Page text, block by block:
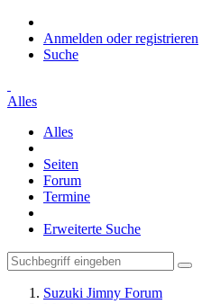
Anmelden oder registrieren
Suche
Alles
Alles
Seiten
Forum
Termine
Erweiterte Suche
Suzuki Jimny Forum